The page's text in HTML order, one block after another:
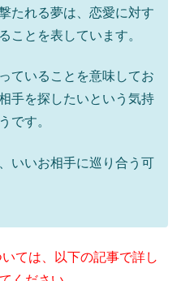
たれる夢は、恋愛に対す
ことを表しています。
ていることを意味してお
手を探したいという気持
です。
いいお相手に巡り合う可
ては、以下の記事で詳し